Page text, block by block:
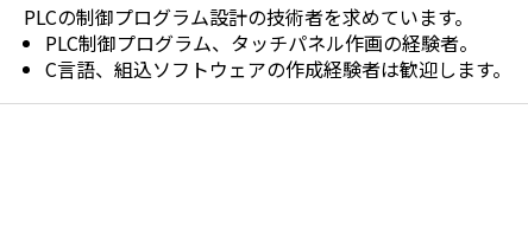
PLCの制御プログラム設計の技術者を求めています。
PLC制御プログラム、タッチパネル作画の経験者。
C言語、組込ソフトウェアの作成経験者は歓迎します。